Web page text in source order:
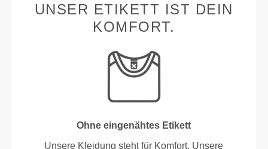
UNSER ETIKETT IST DEIN
KOMFORT.
Ohne eingenähtes Etikett
Unsere Kleidung steht für Komfort. Unsere